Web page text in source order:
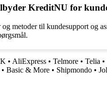
KreditNU for
metoder til kundesupport og
• AliExpress • Telmore • Telia •
• Basic & More • Shipmondo •